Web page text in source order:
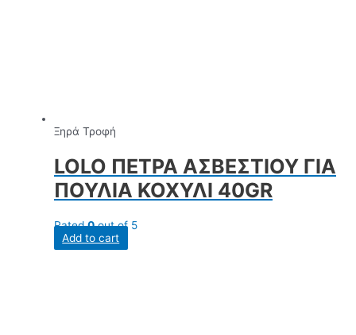
Ξηρά Τροφή
LOLO ΠΕΤΡΑ ΑΣΒΕΣΤΙΟΥ ΓΙΑ
ΠΟΥΛΙΑ ΚΟΧΥΛΙ 40GR
Rated0out of 5
Add to cart